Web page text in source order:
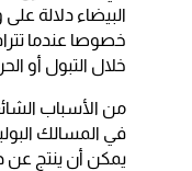
البيضاء دلالة
خصوصا عندما
خلال التبول أو
من الأسباب
في المسالك
يمكن أن ينتج عن